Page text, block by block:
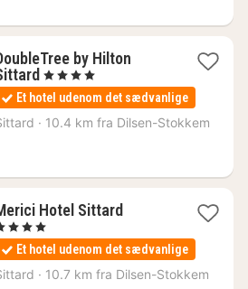
by Hilton
2
nætter
fra
987
, 4 Stjerner
Et hotel udenom det sædvanlige
· 10.4 km fra Dilsen-Stokkem
Hotel Sittard1
fra
815
kr.
Stjerner
Et hotel udenom det sædvanlige
· 10.7 km fra Dilsen-Stokkem